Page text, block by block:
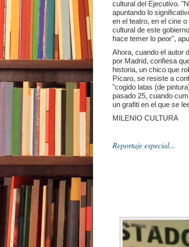
cultural del Ejecutivo.
apuntando lo
en el teatro, en el cine
cultural de este
hace temer lo peor",
Ahora, cuando el autor
por Madrid, confiesa
historia, un chico que
Pícaro, se resiste a
"cogido latas (de
pasado 25, cuando
un grafiti en el que se
MILENIO CULTURA
Reportaje especial...